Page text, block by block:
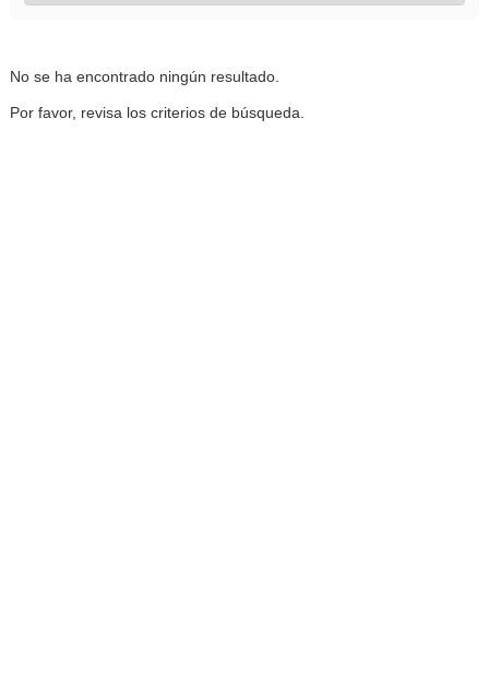
No se ha encontrado ningún resultado.
Por favor, revisa los criterios de búsqueda.